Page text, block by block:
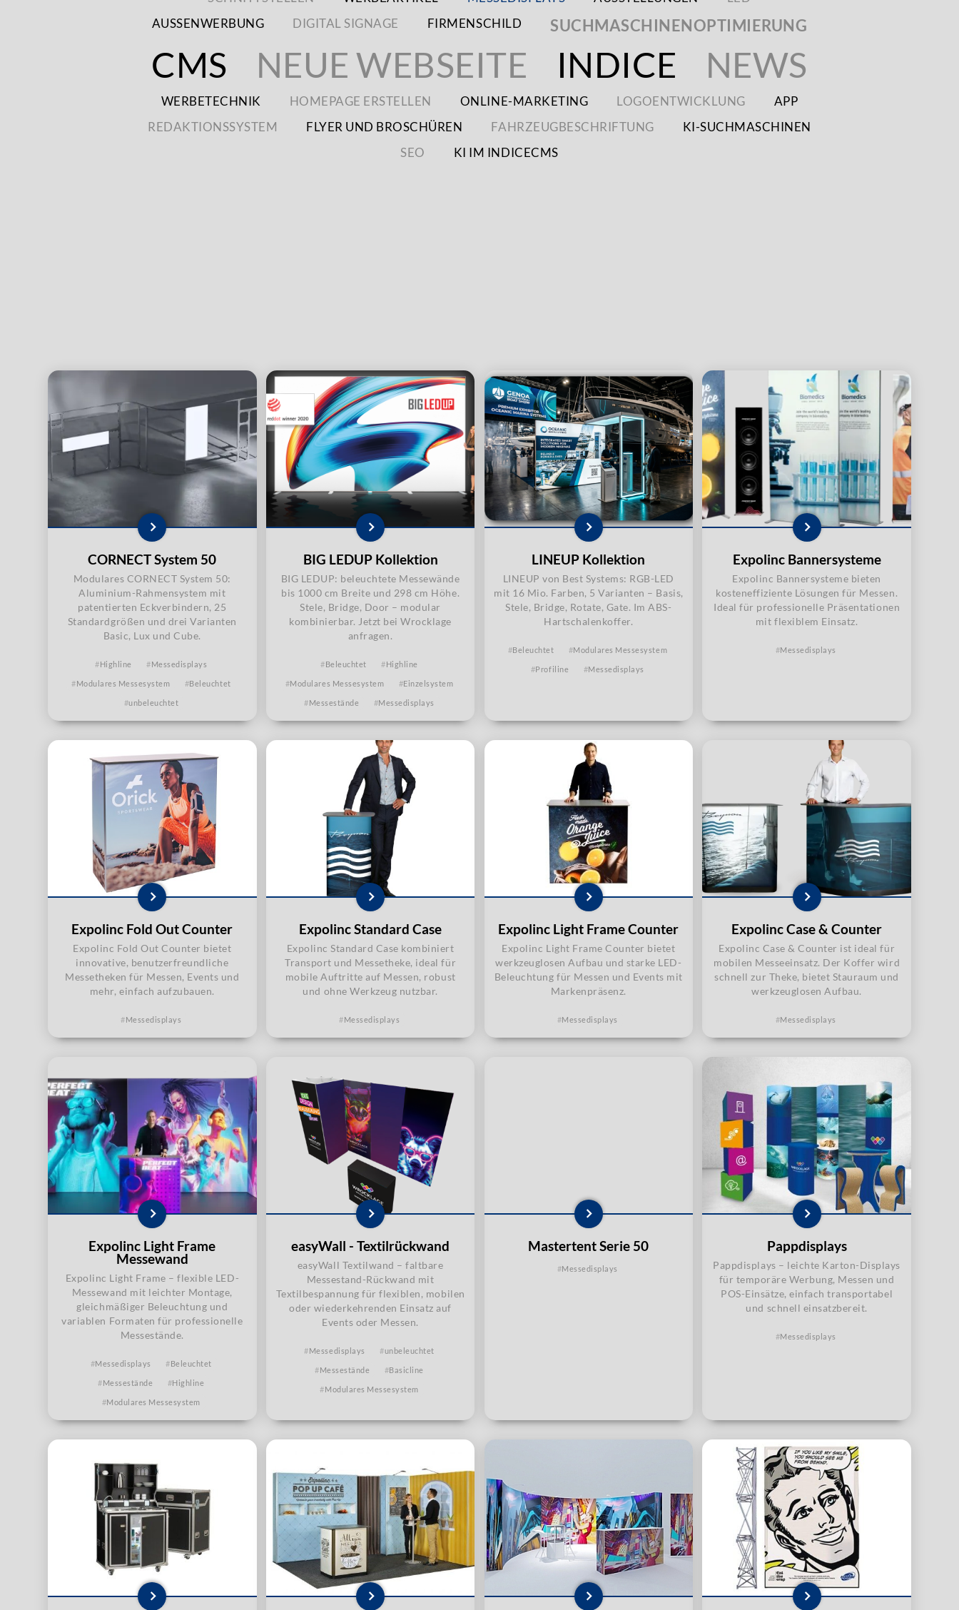
AUSSENWERBUNG
DIGITAL SIGNAGE FIRMENSCHILD SUCHMASCHINENOPTIMIERUNG
CMS NEUE WEBSEITE INDICE NEWS
WERBETECHNIK HOMEPAGE ERSTELLEN ONLINE-MARKETING LOGOENTWICKLUNG
APP
REDAKTIONSSYSTEM
FLYER UND BROSCHÜREN FAHRZEUGBESCHRIFTUNG
KI-SUCHMASCHINEN
SEO
KI IM INDICECMS
CORNECT System 50
Modulares CORNECT System 50:
Aluminium-Rahmensystem mit
patentierten Eckverbindern, 25
Standardgrößen und drei Varianten
Basic, Lux und Cube.
Highline Messedisplays
Modulares Messesystem Beleuchtet
unbeleuchtet
BIG LEDUP Kollektion
BIG LEDUP: beleuchtete Messewände
bis 1000 cm Breite und 298 cm Höhe.
Stele, Bridge, Door – modular
kombinierbar. Jetzt bei Wrocklage
anfragen.
Beleuchtet Highline
Modulares Messesystem Einzelsystem
Messestände Messedisplays
LINEUP Kollektion
LINEUP von Best Systems: RGB-LED
mit 16 Mio. Farben, 5 Varianten – Basis,
Stele, Bridge, Rotate, Gate. Im ABS-
Hartschalenkoffer.
Beleuchtet Modulares Messesystem
Profiline Messedisplays
Expolinc Bannersysteme
Expolinc Bannersysteme bieten
kosteneffiziente Lösungen für Messen.
Ideal für professionelle Präsentationen
mit flexiblem Einsatz.
Messedisplays
Expolinc Fold Out Counter
Expolinc Fold Out Counter bietet
innovative, benutzerfreundliche
Messetheken für Messen, Events und
mehr, einfach aufzubauen.
Messedisplays
Expolinc Standard Case
Expolinc Standard Case kombiniert
Transport und Messetheke, ideal für
mobile Auftritte auf Messen, robust
und ohne Werkzeug nutzbar.
Messedisplays
Expolinc Light Frame Counter
Expolinc Light Frame Counter bietet
werkzeuglosen Aufbau und starke LED-
Beleuchtung für Messen und Events mit
Markenpräsenz.
Messedisplays
Expolinc Case & Counter
Expolinc Case & Counter ist ideal für
mobilen Messeeinsatz. Der Koffer wird
schnell zur Theke, bietet Stauraum und
werkzeuglosen Aufbau.
Messedisplays
Expolinc Light Frame
Messewand
Expolinc Light Frame – flexible LED-
Messewand mit leichter Montage,
gleichmäßiger Beleuchtung und
variablen Formaten für professionelle
Messestände.
Messedisplays Beleuchtet
Messestände Highline
Modulares Messesystem
easyWall - Textilrückwand
easyWall Textilwand – faltbare
Messestand-Rückwand mit
Textilbespannung für flexiblen, mobilen
oder wiederkehrenden Einsatz auf
Events oder Messen.
Messedisplays unbeleuchtet
Messestände Basicline
Modulares Messesystem
Mastertent Serie 50
Messedisplays
Pappdisplays
Pappdisplays – leichte Karton-Displays
für temporäre Werbung, Messen und
POS-Einsätze, einfach transportabel
und schnell einsatzbereit.
Messedisplays